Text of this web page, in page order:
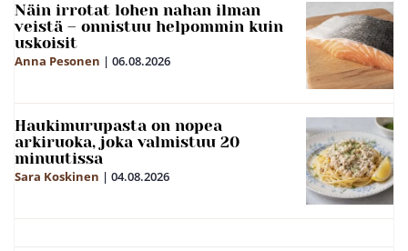
Näin irrotat lohen nahan ilman
veistä – onnistuu helpommin kuin
uskoisit
Anna Pesonen | 06.08.2026
Haukimurupasta on nopea
arkiruoka, joka valmistuu 20
minuutissa
Sara Koskinen | 04.08.2026